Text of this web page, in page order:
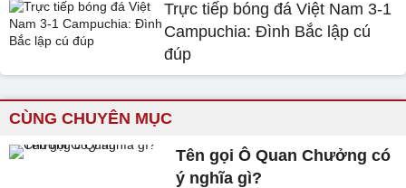
Trực tiếp bóng đá Việt Nam 3-1
Campuchia: Đình Bắc lập cú
đúp
CÙNG CHUYÊN MỤC
Tên gọi Ô Quan Chưởng có
ý nghĩa gì?